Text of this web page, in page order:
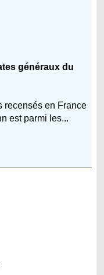
généraux du
recensés en France
est parmi les...